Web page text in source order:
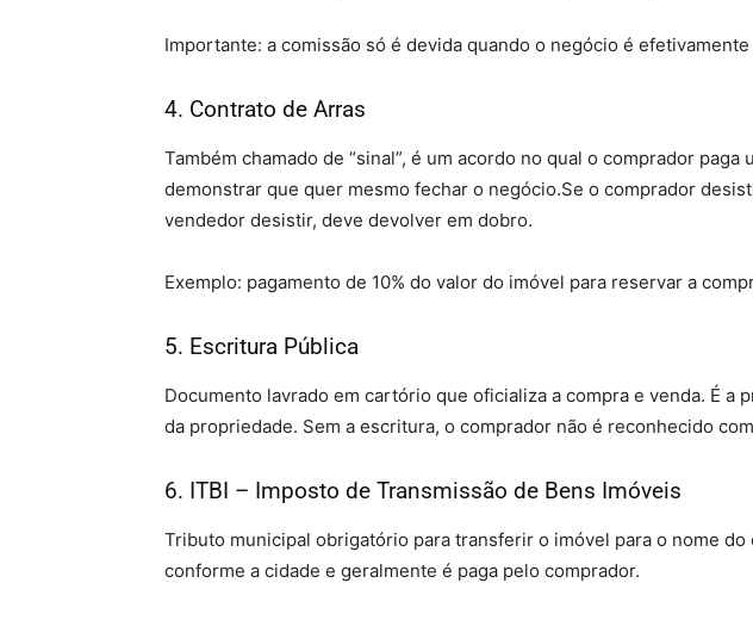
Importante: a comissão só é devida quando o negócio é
4. Contrato de Arras
Também chamado de “sinal”, é um acordo no qual o comprador paga
demonstrar que quer mesmo fechar o negócio.Se o comprador
vendedor desistir, deve devolver em dobro.
Exemplo: pagamento de 10% do valor do imóvel para reservar a
5. Escritura Pública
Documento lavrado em cartório que oficializa a compra e venda. É a
da propriedade. Sem a escritura, o comprador não é reconhecido
6. ITBI – Imposto de Transmissão de Bens Imóveis
Tributo municipal obrigatório para transferir o imóvel para o nome do
conforme a cidade e geralmente é paga pelo comprador.